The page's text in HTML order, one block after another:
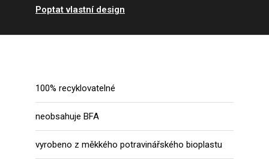
Poptat vlastní design
100% recyklovatelné
neobsahuje BFA
vyrobeno z měkkého potravinářského bioplastu